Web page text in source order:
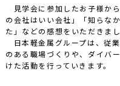
見学会に参加したお子様か
の会社はいい会社」「知らな
た」などの感想をいただきまし
日本軽金属グループは、従
のある職場づくりや、ダイバ
けた活動を行っていきます。